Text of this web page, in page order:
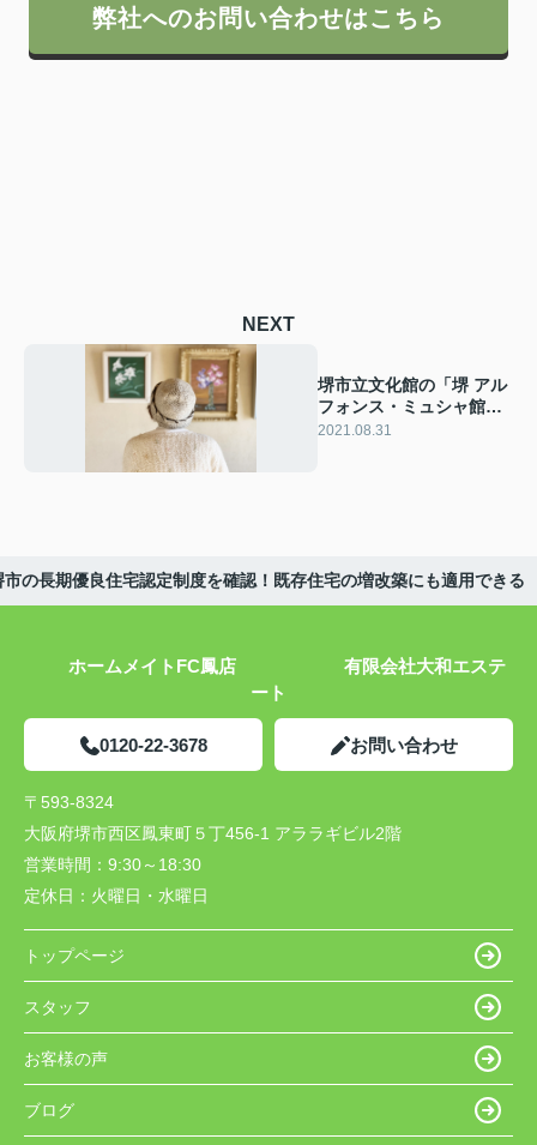
弊社へのお問い合わせはこちら
NEXT
堺市立文化館の「堺 アル
フォンス・ミュシャ館」
へ行ってみよう！
2021.08.31
市の長期優良住宅認定制度を確認！既存住宅の増改築にも適用できる
ホームメイトFC鳳店 有限会社大和エステ
ート
0120-22-3678 お問い合わせ
〒593-8324
大阪府堺市西区鳳東町５丁456-1 アララギビル2階
営業時間： 9:30～18:30
定休日： 火曜日・水曜日
トップページ
スタッフ
お客様の声
ブログ